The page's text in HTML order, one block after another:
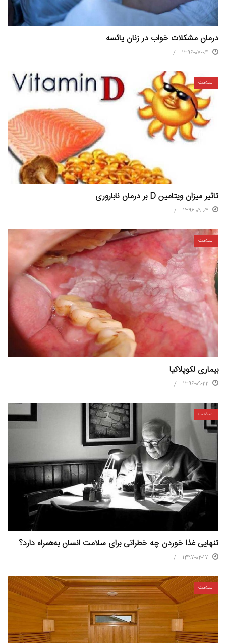
درمان مشکلات خواب در زنان یائسه
1396-07-04
سلامت
تاثیر میزان ویتامین D بر درمان ناباروری
1396-09-04
سلامت
بیماری لکوپلاکیا
1396-09-22
سلامت
تنهایی غذا خوردن چه خطراتی برای سلامت انسان به‌همراه دارد؟
1397-02-17
سلامت